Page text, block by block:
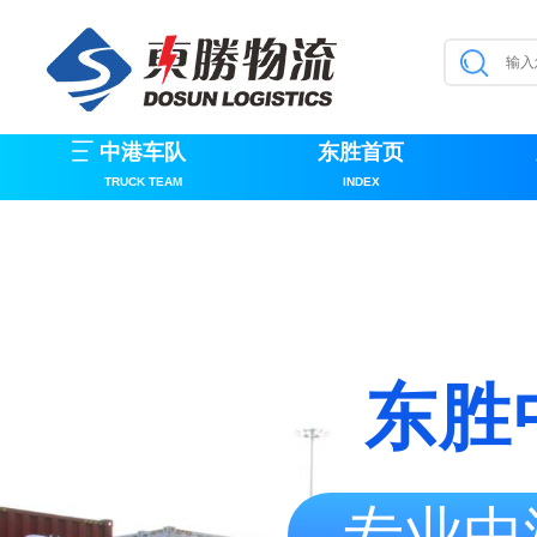
中港车队
TRUCK TEAM
东胜首页
INDEX
东胜